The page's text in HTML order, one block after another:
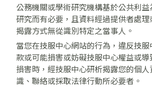
公務機關或學術研究機構基於公共利
研究而有必要，且資料經過提供者處
揭露方式無從識別特定之當事人。
當您在技服中心網站的行為，違反技
款或可能損害或妨礙技服中心權益或
損害時，經技服中心研析揭露您的個
識、聯絡或採取法律行動所必要者。